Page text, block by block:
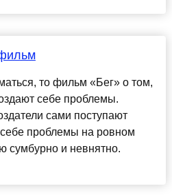
то фильм «Бег» о том,
себе проблемы.
сами поступают
проблемы на ровном
сумбурно и невнятно.